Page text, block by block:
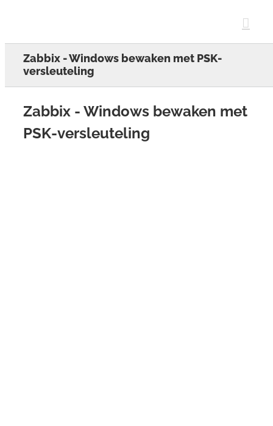
Zabbix - Windows bewaken met PSK-
versleuteling
Zabbix - Windows bewaken met
PSK-versleuteling